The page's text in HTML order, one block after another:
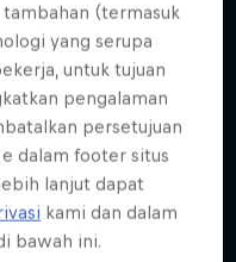
ini
(termasuk
yang serupa
untuk tujuan
pengalaman
persetujuan
dalam footer situs
lanjut dapat
kami dan dalam
bawah ini.